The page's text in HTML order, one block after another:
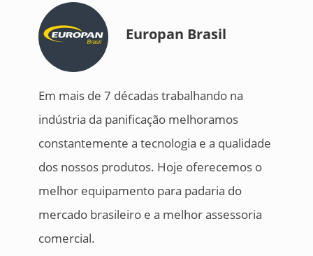
Europan Brasil
Em mais de 7 décadas trabalhando na
indústria da panificação melhoramos
constantemente a tecnologia e a qualidade
dos nossos produtos. Hoje oferecemos o
melhor equipamento para padaria do
mercado brasileiro e a melhor assessoria
comercial.